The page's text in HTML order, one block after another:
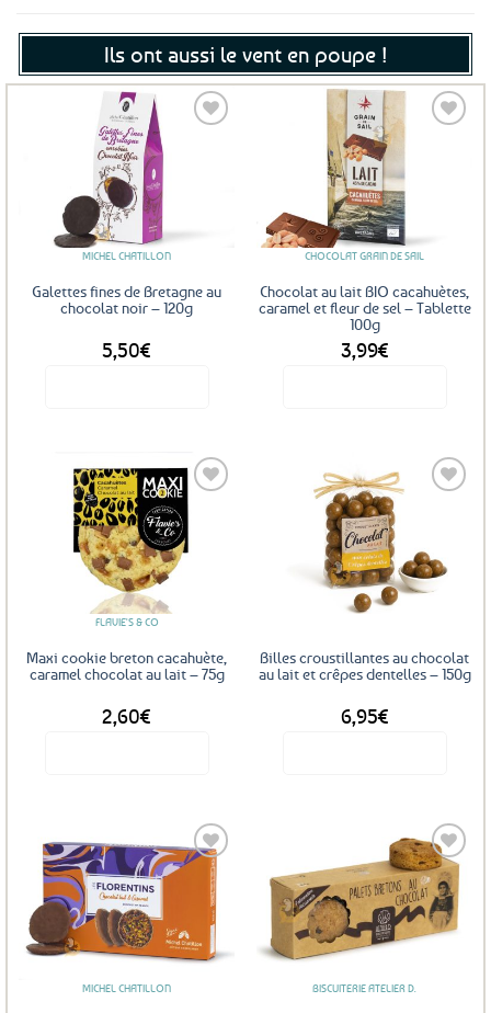
Ils ont aussi le vent en poupe !
MICHEL CHATILLON
Galettes fines de Bretagne au
chocolat noir – 120g
5,50€
CHOCOLAT GRAIN DE SAIL
Chocolat au lait BIO cacahuètes,
caramel et fleur de sel – Tablette
100g
3,99€
Ajouter
FLAVIE'S & CO
Maxi cookie breton cacahuète,
caramel chocolat au lait – 75g
2,60€
aux
favoris
Billes croustillantes au chocolat
au lait et crêpes dentelles – 150g
6,95€
Ajouter
aux
favoris
MICHEL CHATILLON
Ajouter
aux
favoris
BISCUITERIE ATELIER D.